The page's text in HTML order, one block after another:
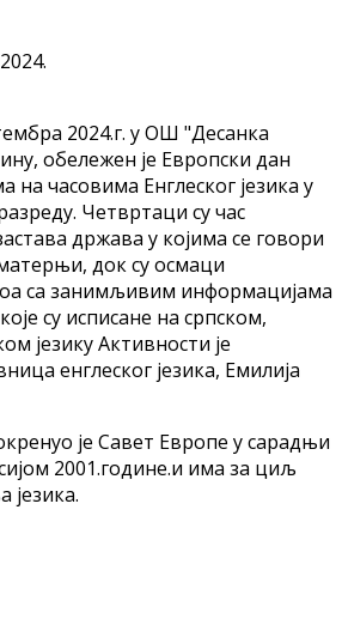
2024.г. у ОШ "Десанка
обележен је Европски дан
на часовима Енглеског језика у
Четвртаци су час
држава у којима се говори
док су осмаци
са занимљивим информацијама
су исписане на српском,
језику Активности је
енглеског језика, Емилија
је Савет Европе у сарадњи
2001.године.и има за циљ